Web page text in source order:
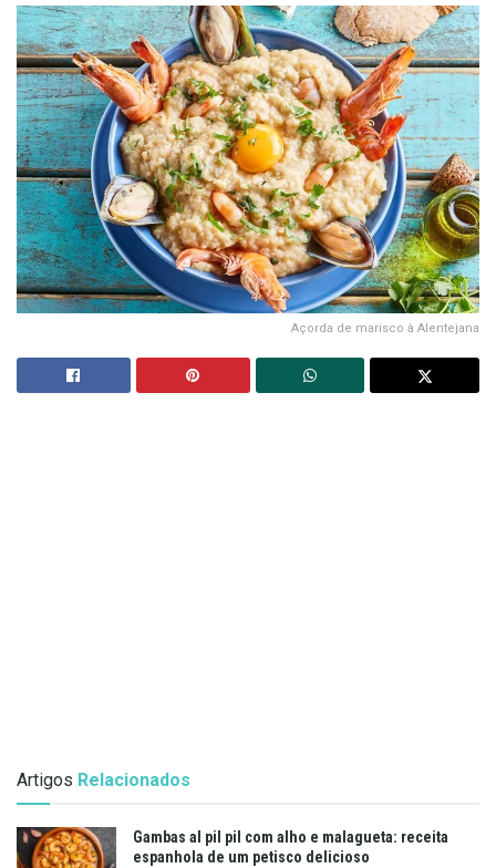
Açorda de marisco à Alentejana
Artigos Relacionados
Gambas al pil pil com alho e malagueta: receita
espanhola de um petisco delicioso